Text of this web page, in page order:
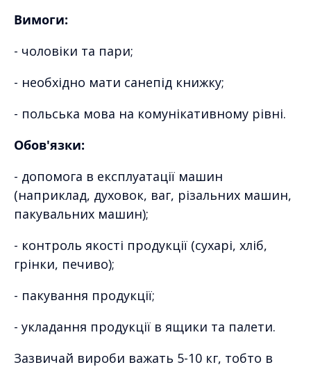
Вимоги:
- чоловіки та пари;
- необхідно мати санепід книжку;
- польська мова на комунікативному рівні.
Обов'язки:
- допомога в експлуатації машин
(наприклад, духовок, ваг, різальних машин,
пакувальних машин);
- контроль якості продукції (сухарі, хліб,
грінки, печиво);
- пакування продукції;
- укладання продукції в ящики та палети.
Зазвичай вироби важать 5-10 кг, тобто в